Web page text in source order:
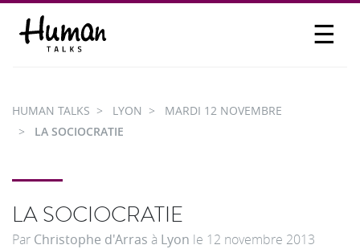
☰
PARTICIPER
HUMAN TALKS LYON
MARDI 12 NOVEMBRE
LA SOCIOCRATIE
LA SOCIOCRATIE
Par Christophe d'Arras à Lyon le 12 novembre 2013